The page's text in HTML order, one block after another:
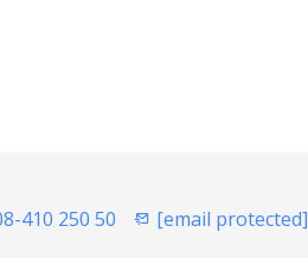
410 250 50 [email protected]